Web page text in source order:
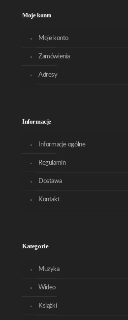
Moje konto
Moje konto
Zamówienia
Adresy
Informacje
Informacje ogólne
Regulamin
Dostawa
Kontakt
Kategorie
Muzyka
Wideo
Książki